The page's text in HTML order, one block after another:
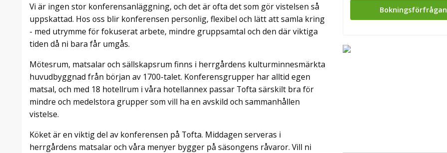
Vi är ingen stor konferensanläggning, och det är ofta det som gör vistelsen så
uppskattad. Hos oss blir konferensen personlig, flexibel och lätt att samla kring
- med utrymme för fokuserat arbete, mindre gruppsamtal och den där viktiga
tiden då ni bara får umgås.
Mötesrum, matsalar och sällskapsrum finns i herrgårdens kulturminnesmärkta
huvudbyggnad från början av 1700-talet. Konferensgrupper har alltid egen
matsal, och med 18 hotellrum i våra hotellannex passar Tofta särskilt bra för
mindre och medelstora grupper som vill ha en avskild och sammanhållen
vistelse.
Köket är en viktig del av konferensen på Tofta. Middagen serveras i
herrgårdens matsalar och våra menyer bygger på säsongens råvaror. Vill ni
Bokningsförfrågan